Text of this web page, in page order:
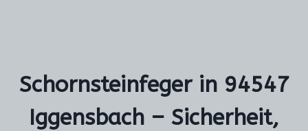
Schornsteinfeger in 94547
Iggensbach – Sicherheit,